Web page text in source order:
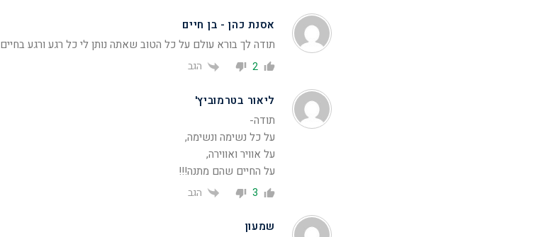
אסנת כהן - בן חיים
תודה לך בורא עולם על כל הטוב שאתה נותן לי כל רגע ורגע בחיים
2 הגב
ליאור בטרמוביץ'
תודה-
על כל נשימה ונשימה,
על אוויר ואווירה,
על החיים שהם מתנה!!!
3 הגב
שמעון